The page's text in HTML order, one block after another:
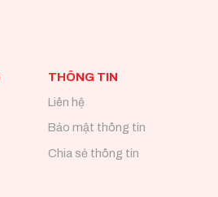
THÔNG TIN
Liên hệ
Bảo mật thông tin
Chia sẻ thông tin